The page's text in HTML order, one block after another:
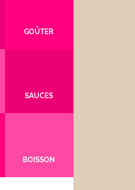
GOÛTER
SAUCES
BOISSON